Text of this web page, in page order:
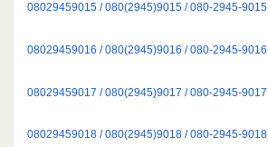
08029459015 / 080(2945)9015 / 080-2945-9015
08029459016 / 080(2945)9016 / 080-2945-9016
08029459017 / 080(2945)9017 / 080-2945-9017
08029459018 / 080(2945)9018 / 080-2945-9018